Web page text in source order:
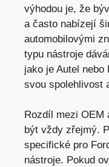
výhodou je, že
a často nabízejí
automobilovými
typu nástroje
jako je Autel
svou spolehlivost
Rozdíl mezi OEM
být vždy zřejmý.
specifické pro
nástroje. Pokud